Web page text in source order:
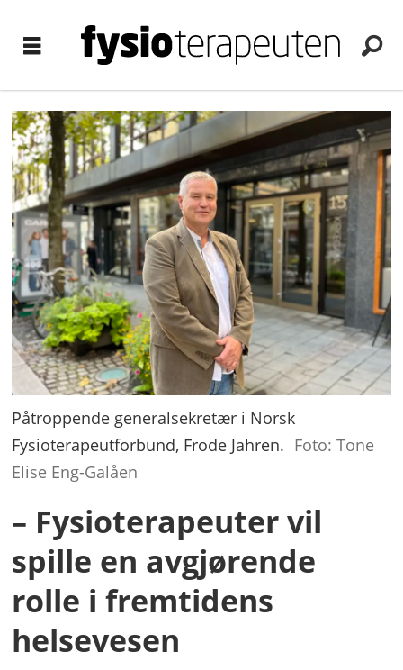
Påtroppende generalsekretær i Norsk
Fysioterapeutforbund, Frode Jahren. Foto: Tone
Elise Eng-Galåen
– Fysioterapeuter vil
spille en avgjørende
rolle i fremtidens
helsevesen